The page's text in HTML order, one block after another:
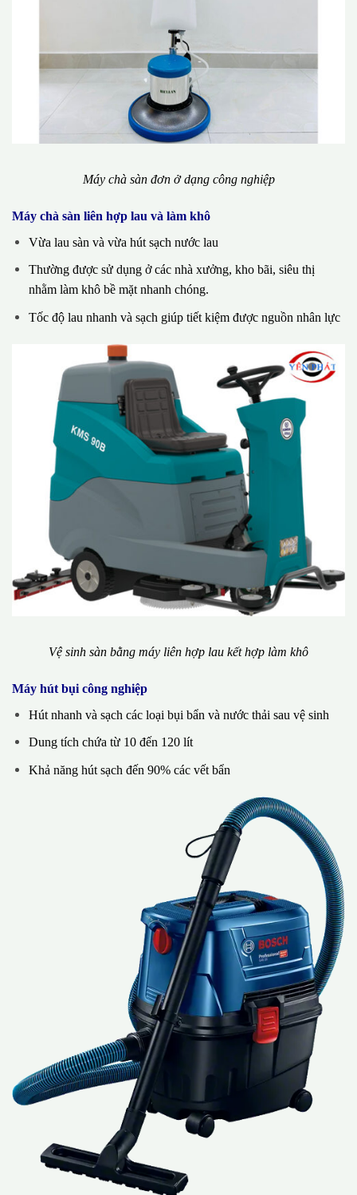
Máy chà sàn đơn ở dạng công nghiệp
Máy chà sàn liên hợp lau và làm khô
Vừa lau sàn và vừa hút sạch nước lau
Thường được sử dụng ở các nhà xưởng, kho bãi, siêu thị
nhằm làm khô bề mặt nhanh chóng.
Tốc độ lau nhanh và sạch giúp tiết kiệm được nguồn nhân lực
Vệ sinh sàn bằng máy liên hợp lau kết hợp làm khô
Máy hút bụi công nghiệp
Hút nhanh và sạch các loại bụi bẩn và nước thải sau vệ sinh
Dung tích chứa từ 10 đến 120 lít
Khả năng hút sạch đến 90% các vết bẩn